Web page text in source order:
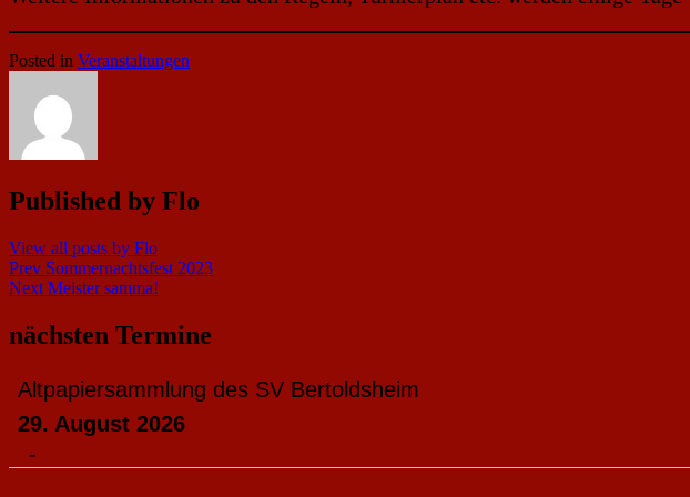
Posted in Veranstaltungen
Published by Flo
View all posts by Flo
Beitragsnavigation
Prev Sommernachtsfest 2023
Next Meister samma!
nächsten Termine
Altpapiersammlung des SV Bertoldsheim
29. August 2026
-